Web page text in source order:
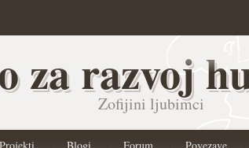
za razvoj
Zofijini ljubimci